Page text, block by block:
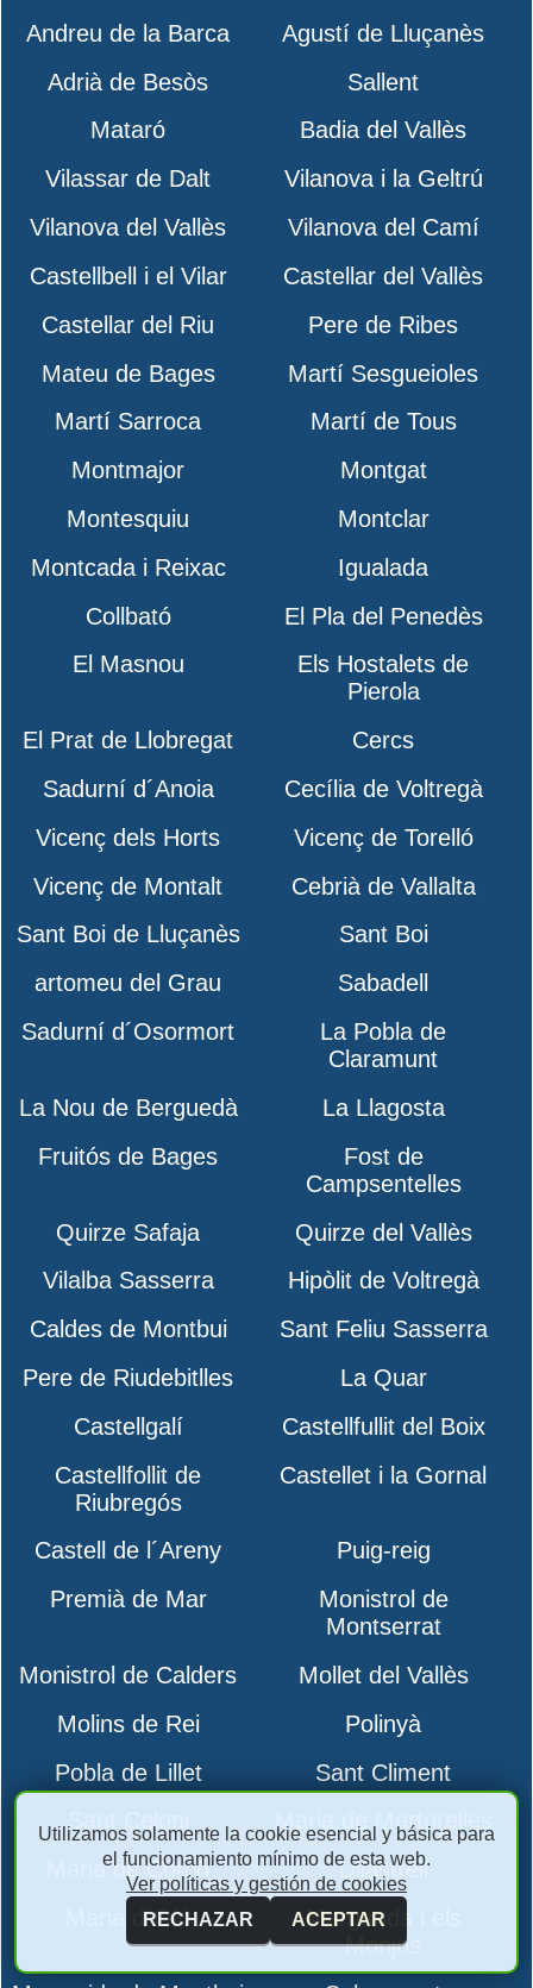
Andreu de la Barca
Agustí de Lluçanès
Adrià de Besòs
Sallent
Mataró
Badia del Vallès
Vilassar de Dalt
Vilanova i la Geltrú
Vilanova del Vallès
Vilanova del Camí
Castellbell i el Vilar
Castellar del Vallès
Castellar del Riu
Pere de Ribes
Mateu de Bages
Martí Sesgueioles
Martí Sarroca
Martí de Tous
Montmajor
Montgat
Montesquiu
Montclar
Montcada i Reixac
Igualada
Collbató
El Pla del Penedès
El Masnou
Els Hostalets de
Pierola
El Prat de Llobregat
Cercs
Sadurní d´Anoia
Cecília de Voltregà
Vicenç dels Horts
Vicenç de Torelló
Vicenç de Montalt
Cebrià de Vallalta
Sant Boi de Lluçanès
Sant Boi
artomeu del Grau
Sabadell
Sadurní d´Osormort
La Pobla de
Claramunt
La Nou de Berguedà
La Llagosta
Fruitós de Bages
Fost de
Campsentelles
Quirze Safaja
Quirze del Vallès
Vilalba Sasserra
Hipòlit de Voltregà
Caldes de Montbui
Sant Feliu Sasserra
Pere de Riudebitlles
La Quar
Castellgalí
Castellfullit del Boix
Castellfollit de
Riubregós
Castellet i la Gornal
Castell de l´Areny
Puig-reig
Premià de Mar
Monistrol de
Montserrat
Monistrol de Calders
Mollet del Vallès
Molins de Rei
Polinyà
Pobla de Lillet
Sant Climent
Sant Celoni
Maria de Martorelles
Maria de Corcó
Ullastrell
Maria d´Oló
Margarida i els
Monjos
Utilizamos solamente la cookie esencial y básica para
el funcionamiento mínimo de esta web.
Ver políticas y gestión de cookies
RECHAZAR
ACEPTAR